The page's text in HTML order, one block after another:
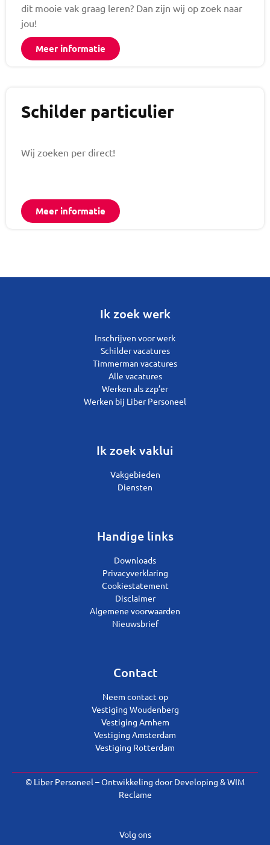
dit mooie vak graag leren? Dan zijn wij op zoek naar
jou!
Meer informatie
Schilder particulier
Wij zoeken per direct!
Meer informatie
Ik zoek werk
Inschrijven voor werk
Schilder vacatures
Timmerman vacatures
Alle vacatures
Werken als zzp’er
Werken bij Liber Personeel
Ik zoek vaklui
Vakgebieden
Diensten
Handige links
Downloads
Privacyverklaring
Cookiestatement
Disclaimer
Algemene voorwaarden
Nieuwsbrief
Contact
Neem contact op
Vestiging Woudenberg
Vestiging Arnhem
Vestiging Amsterdam
Vestiging Rotterdam
© Liber Personeel – Ontwikkeling doorDeveloping &WIM
Reclame
Volg ons